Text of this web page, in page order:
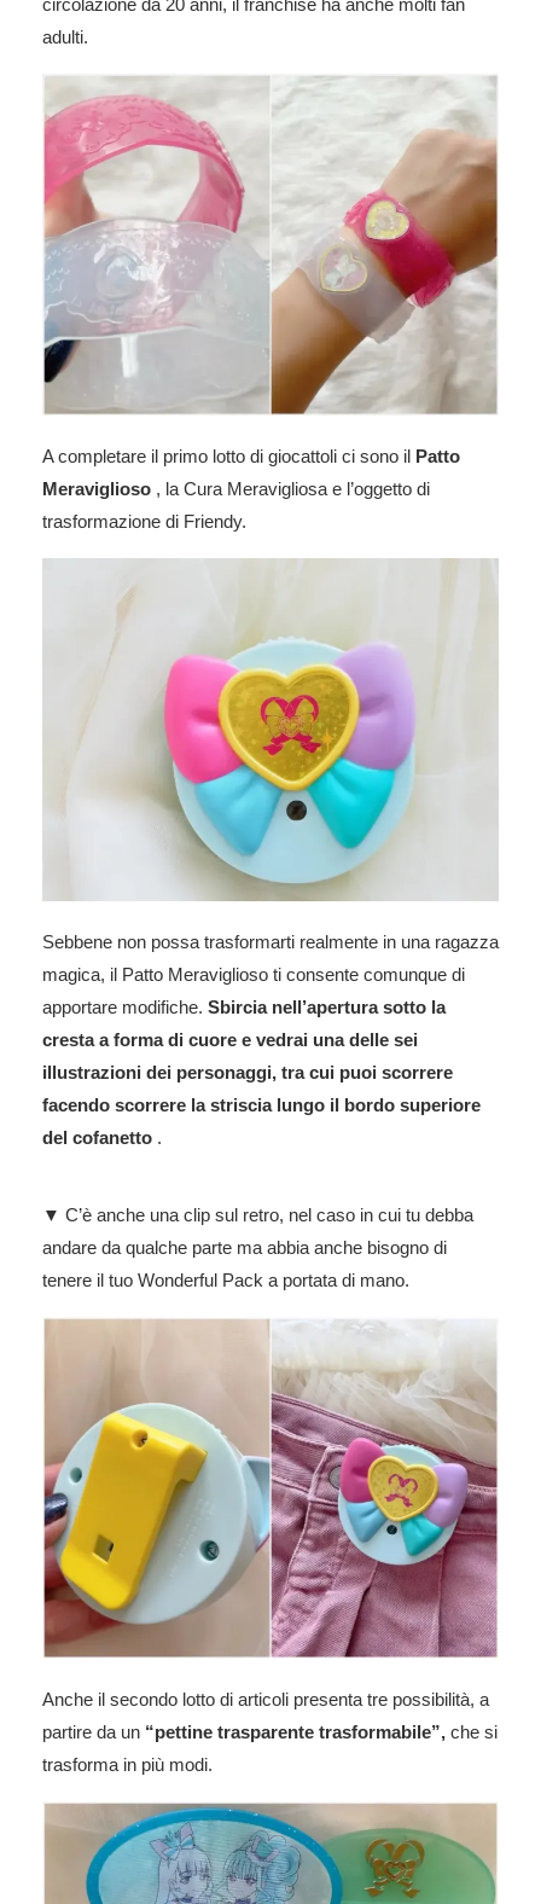
adulti.
A completare il primo lotto di giocattoli ci sono il Patto
Meraviglioso , la Cura Meravigliosa e l’oggetto di
trasformazione di Friendy.
Sebbene non possa trasformarti realmente in una ragazza
magica, il Patto Meraviglioso ti consente comunque di
apportare modifiche. Sbircia nell’apertura sotto la
cresta a forma di cuore e vedrai una delle sei
illustrazioni dei personaggi, tra cui puoi scorrere
facendo scorrere la striscia lungo il bordo superiore
del cofanetto .
▼ C’è anche una clip sul retro, nel caso in cui tu debba
andare da qualche parte ma abbia anche bisogno di
tenere il tuo Wonderful Pack a portata di mano.
Anche il secondo lotto di articoli presenta tre possibilità, a
partire da un “pettine trasparente trasformabile”, che si
trasforma in più modi.